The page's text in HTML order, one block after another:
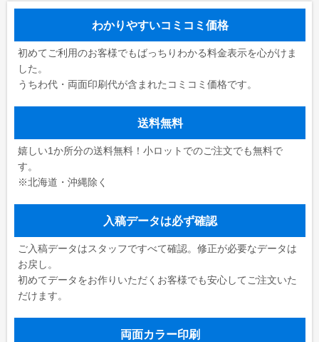
わかりやすいコミコミ価格
初めてご利用のお客様でもばっちりわかる料金表示を心がけま
した。
うちわ代・両面印刷代が含まれたコミコミ価格です。
送料無料
嬉しい1か所分の送料無料！小ロットでのご注文でも無料で
す。
※北海道・沖縄除く
入稿データは必ず確認
ご入稿データはスタッフですべて確認。修正が必要なデータは
お戻し。
初めてデータをお作りいただくお客様でも安心してご注文いた
だけます。
両面カラー印刷